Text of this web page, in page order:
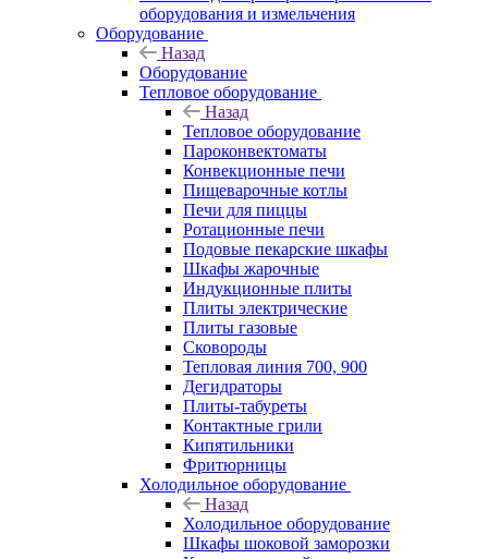
оборудования и измельчения
Оборудование
Назад
Оборудование
Тепловое оборудование
Назад
Тепловое оборудование
Пароконвектоматы
Конвекционные печи
Пищеварочные котлы
Печи для пиццы
Ротационные печи
Подовые пекарские шкафы
Шкафы жарочные
Индукционные плиты
Плиты электрические
Плиты газовые
Сковороды
Тепловая линия 700, 900
Дегидраторы
Плиты-табуреты
Контактные грили
Кипятильники
Фритюрницы
Холодильное оборудование
Назад
Холодильное оборудование
Шкафы шоковой заморозки